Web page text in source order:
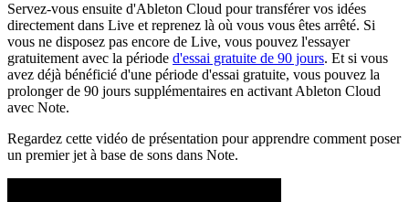
Servez-vous ensuite d'Ableton Cloud pour transférer vos idées
directement dans Live et reprenez là où vous vous êtes arrêté. Si
vous ne disposez pas encore de Live, vous pouvez l'essayer
gratuitement avec la période d'essai gratuite de 90 jours. Et si vous
avez déjà bénéficié d'une période d'essai gratuite, vous pouvez la
prolonger de 90 jours supplémentaires en activant Ableton Cloud
avec Note.
Regardez cette vidéo de présentation pour apprendre comment poser
un premier jet à base de sons dans Note.